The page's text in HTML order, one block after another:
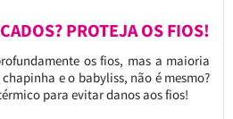
PROTEJA OS FIOS!
os fios, mas a maioria
e o babyliss, não é mesmo?
para evitar danos aos fios!